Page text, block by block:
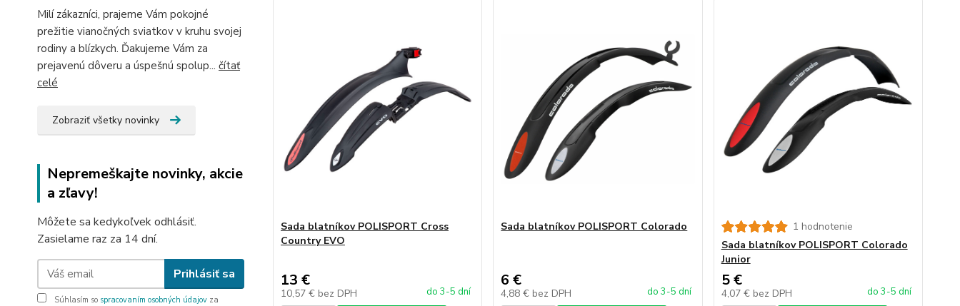
Milí zákazníci, prajeme Vám pokojné
prežitie vianočných sviatkov v kruhu svojej
rodiny a blízkych. Ďakujeme Vám za
prejavenú dôveru a úspešnú spolup... čítať
celé
Zobraziť všetky novinky
Nepremeškajte novinky, akcie
a zľavy!
Môžete sa kedykoľvek odhlásiť.
Zasielame raz za 14 dní.
Prihlásiť sa
Súhlasím so spracovaním osobných údajov za
Sada blatníkov POLISPORT Cross
Country EVO
13 €
10,57 € bez DPH do 3-5 dní
Sada blatníkov POLISPORT Colorado
6 €
4,88 € bez DPH do 3-5 dní
1 hodnotenie
Sada blatníkov POLISPORT Colorado
Junior
5 €
4,07 € bez DPH do 3-5 dní